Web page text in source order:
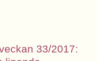
33/2017: